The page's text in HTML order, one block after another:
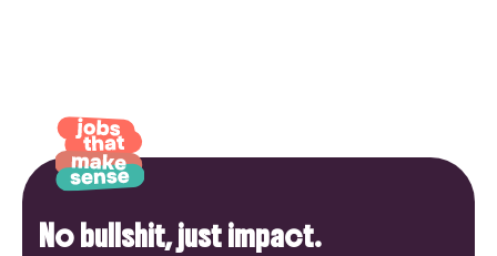
No bullshit, just impact.